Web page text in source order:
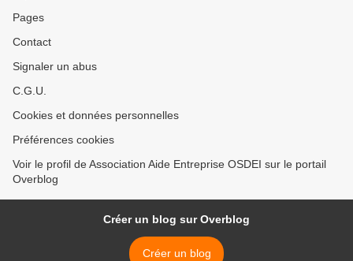
Pages
Contact
Signaler un abus
C.G.U.
Cookies et données personnelles
Préférences cookies
Voir le profil de Association Aide Entreprise OSDEI sur le portail
Overblog
Créer un blog sur Overblog
Créer un blog